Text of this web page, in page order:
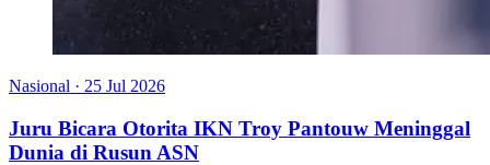
Nasional · 25 Jul 2026
Juru Bicara Otorita IKN Troy Pantouw Meninggal
Dunia di Rusun ASN